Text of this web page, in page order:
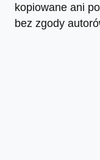
kopiowane ani
bez zgody